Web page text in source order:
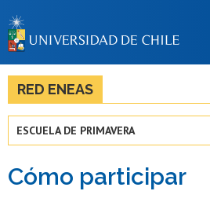
BIBLIOTECAS
Estudiantes
Académicas/os
RED ENEAS
ESCUELA DE PRIMAVERA
Cómo participar